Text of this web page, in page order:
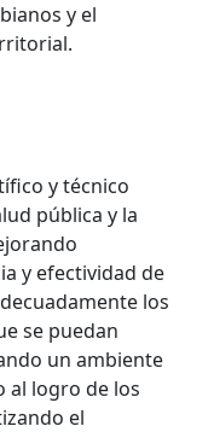
y el
y técnico
pública y la
y efectividad de
los
se puedan
un ambiente
al logro de los
el